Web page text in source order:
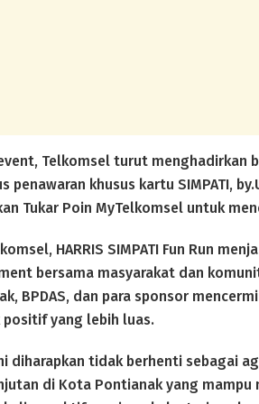
Telkomsel turut
penawaran khusus kartu SIMPATI,
Tukar Poin MyTelkomsel untuk
HARRIS SIMPATI Fun Run
bersama masyarakat dan
BPDAS, dan para sponsor
positif yang lebih luas.
diharapkan tidak berhenti sebagai
di Kota Pontianak yang